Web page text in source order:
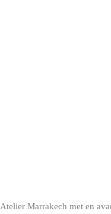
Atelier Marrakech met en